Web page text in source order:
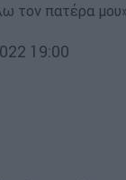
τον πατέρα
19:00